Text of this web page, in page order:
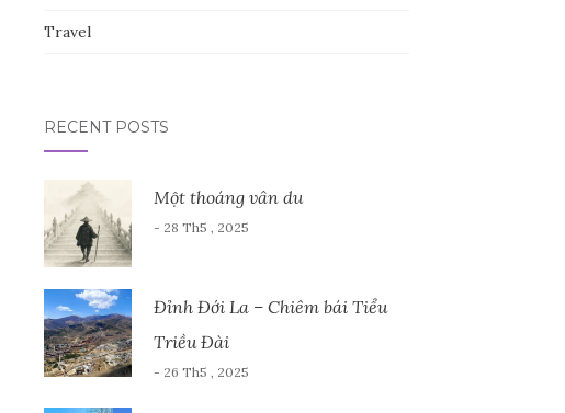
Travel
RECENT POSTS
Một thoáng vân du
- 28 Th5 , 2025
Đỉnh Đới La – Chiêm bái Tiểu
Triều Đài
- 26 Th5 , 2025